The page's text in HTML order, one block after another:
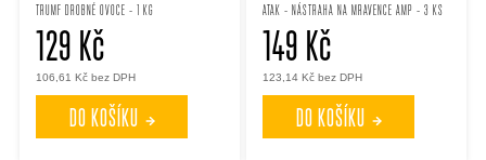
TRUMF DROBNÉ OVOCE - 1 KG
106,61 Kč bez DPH
129 Kč
DO KOŠÍKU
ATAK - NÁSTRAHA NA MRAVENCE AMP - 3 KS
123,14 Kč bez DPH
149 Kč
DO KOŠÍKU